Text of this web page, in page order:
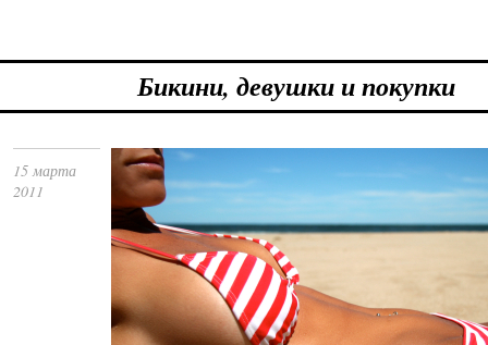
Бикини, девушки и покупки
15 марта
2011